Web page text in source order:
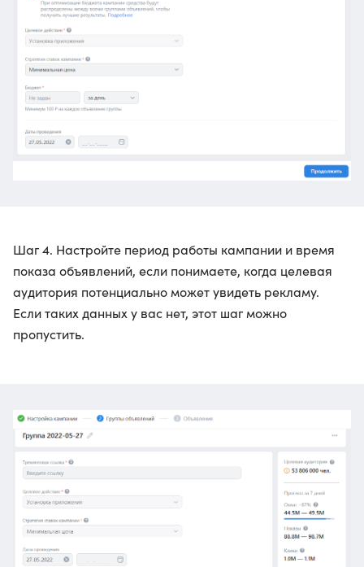
Шаг 4. Настройте период работы кампании и время
показа объявлений, если понимаете, когда целевая
аудитория потенциально может увидеть рекламу.
Если таких данных у вас нет, этот шаг можно
пропустить.